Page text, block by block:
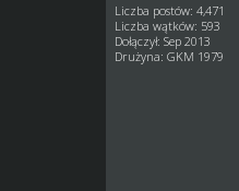
Liczba postów: 4,471
Liczba wątków: 593
Dołączył: Sep 2013
Drużyna: GKM 1979